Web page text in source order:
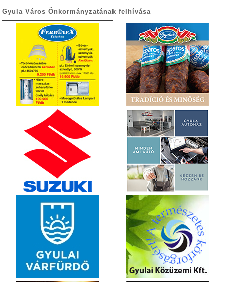
Gyula Város Önkormányzatának felhívása